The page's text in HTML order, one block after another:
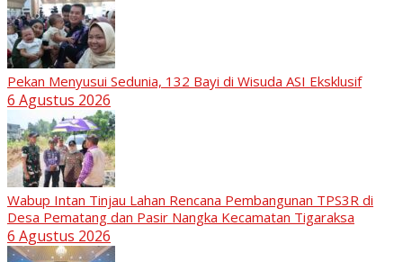
Pekan Menyusui Sedunia, 132 Bayi di Wisuda ASI Eksklusif
6 Agustus 2026
Wabup Intan Tinjau Lahan Rencana Pembangunan TPS3R di
Desa Pematang dan Pasir Nangka Kecamatan Tigaraksa
6 Agustus 2026